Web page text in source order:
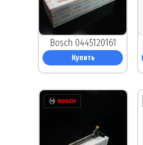
Купить
Bosch 0445120161